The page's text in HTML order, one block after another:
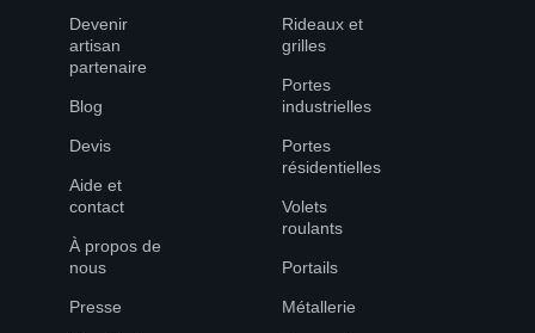
Devenir
artisan
partenaire
Blog
Devis
Aide et
contact
À propos de
nous
Presse
Rideaux et
grilles
Portes
industrielles
Portes
résidentielles
Volets
roulants
Portails
Métallerie